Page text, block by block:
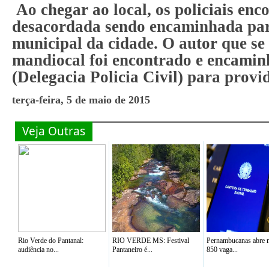
Ao chegar ao local, os policiais
desacordada sendo encaminhada
municipal da cidade. O autor que se
mandiocal foi encontrado e
(Delegacia Policia Civil) para
terça-feira, 5 de maio de 2015
Veja Outras
Rio Verde do Pantanal:
audiência no...
RIO VERDE MS: Festival
Pantaneiro é...
Pernambucanas abre
850 vaga...